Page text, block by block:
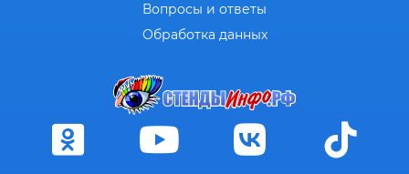
Вопросы и ответы
Обработка данных